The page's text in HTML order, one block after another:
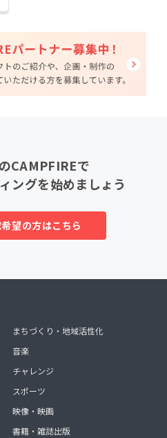
CAMPFIREで
ングを始めましょう
望の方はこちら
まちづくり・地域活性化
音楽
チャレンジ
スポーツ
映像・映画
書籍・雑誌出版